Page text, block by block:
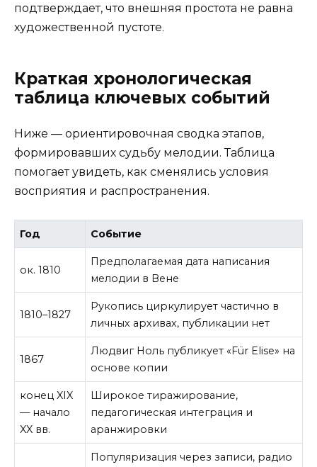
подтверждает, что внешняя простота не равна
художественной пустоте.
Краткая хронологическая
таблица ключевых событий
Ниже — ориентировочная сводка этапов,
формировавших судьбу мелодии. Таблица
помогает увидеть, как сменялись условия
восприятия и распространения.
Год Событие
ок. 1810
Предполагаемая дата написания
мелодии в Вене
1810–1827
Рукопись циркулирует частично в
личных архивах, публикации нет
1867
Людвиг Ноль публикует «Für Elise» на
основе копии
конец XIX
— начало
XX вв.
Широкое тиражирование,
педагогическая интеграция и
аранжировки
Популяризация через записи, радио